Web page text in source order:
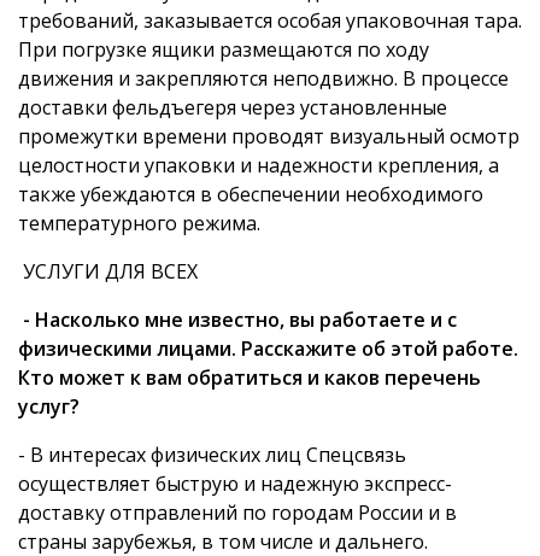
требований, заказывается особая упаковочная тара.
При погрузке ящики размещаются по ходу
движения и закрепляются неподвижно. В процессе
доставки фельдъегеря через установленные
промежутки времени проводят визуальный осмотр
целостности упаковки и надежности крепления, а
также убеждаются в обеспечении необходимого
температурного режима.
УСЛУГИ ДЛЯ ВСЕХ
- Насколько мне известно, вы работаете и с
физическими лицами. Расскажите об этой работе.
Кто может к вам обратиться и каков перечень
услуг?
- В интересах физических лиц Спецсвязь
осуществляет быструю и надежную экспресс-
доставку отправлений по городам России и в
страны зарубежья, в том числе и дальнего.